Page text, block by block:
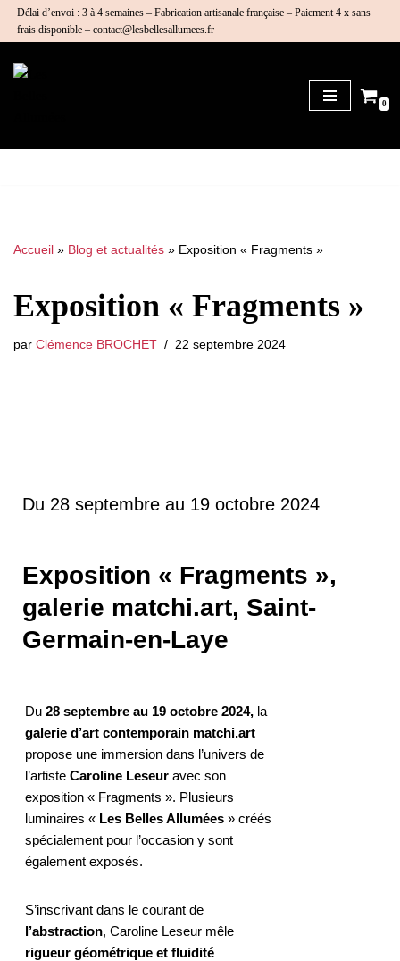
au
Délai d’envoi : 3 à 4 semaines – Fabrication artisanale française – Paiement 4 x sans
frais disponible – contact@lesbellesallumees.fr
0
Accueil » Blog et actualités » Exposition « Fragments »
Exposition « Fragments »
par Clémence BROCHET 22 septembre 2024
Du 28 septembre au 19 octobre 2024
Exposition « Fragments »,
galerie matchi.art, Saint-
Germain-en-Laye
Du 28 septembre au 19 octobre 2024, la
galerie d’art contemporain matchi.art
propose une immersion dans l’univers de
l’artiste Caroline Leseur avec son
exposition « Fragments ». Plusieurs
luminaires « Les Belles Allumées » créés
spécialement pour l’occasion y sont
également exposés.
S’inscrivant dans le courant de
l’abstraction, Caroline Leseur mêle
rigueur géométrique et fluidité